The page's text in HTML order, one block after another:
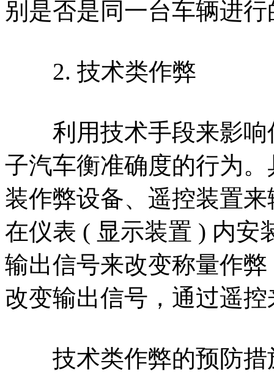
别是否是同一台车辆进
2. 技术类作弊
利用技术手段来影响
子汽车衡准确度的行为
装作弊设备、遥控装置
在仪表 ( 显示装置 ) 内安
输出信号来改变称量作
改变输出信号，通过遥
技术类作弊的预防措